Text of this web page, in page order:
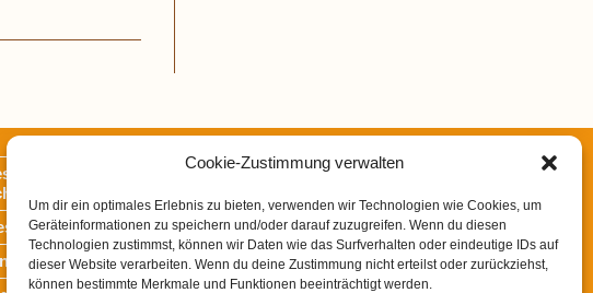
Cookie-Zustimmung verwalten
Um dir ein optimales Erlebnis zu bieten, verwenden wir Technologien wie Cookies, um
Geräteinformationen zu speichern und/oder darauf zuzugreifen. Wenn du diesen
Technologien zustimmst, können wir Daten wie das Surfverhalten oder eindeutige IDs auf
dieser Website verarbeiten. Wenn du deine Zustimmung nicht erteilst oder zurückziehst,
können bestimmte Merkmale und Funktionen beeinträchtigt werden.
(SIBO) – Eine unterschätzte Ursache für
in der TCM
bei Heuschnupfen